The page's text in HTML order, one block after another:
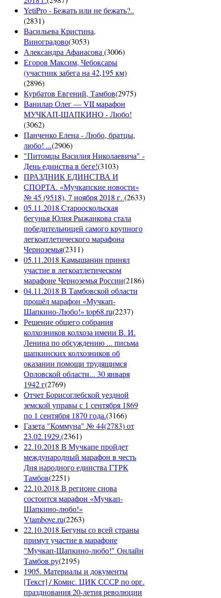
YetiPro - Бежать или не бежать?..
(2831)
Васильева Кристина,
Виноградово(3053)
Александра Афанасова(3006)
Егоров Максим, Чебоксары
(участник забега на 42,195 км)
(2896)
Курбатов Евгений, Тамбов(2975)
Ванилар Олег — VII марафон
МУЧКАП-ШАПКИНО - Любо!
(3062)
Панченко Елена - Любо, братцы,
любо! ...(2906)
"Питомцы Василия Николаевича" -
День единства в беге!(3103)
ПРАЗДНИК ЕДИНСТВА И
СПОРТА. «Мучкапские новости»
№ 45 (9518), 7 ноября 2018 г. (2633)
05.11.2018 Старооскольская
бегунья Юлия Рыжанкова стала
победительницей самого крупного
легкоатлетического марафона
Черноземья(2311)
05.11.2018 Камышанин принял
участие в легкоатлетическом
марафоне Черноземья России(2186)
04.11.2018 В Тамбовской области
прошёл марафон «Мучкап-
Шапкино-Любо!» top68.ru(2237)
Решение общего собрания
колхозников колхоза имени В. И.
Ленина по обсуждению ... письма
шапкинских колхозников об
оказании помощи трудящимся
Орловской области... 30 января
1942 г(2769)
Отчет Борисоглебской уездной
земской управы с 1 сентября 1869
по 1 сентября 1870 года.(3166)
Газета "Коммуна" № 44(2783) от
23.02.1929.(2361)
22.10.2018 В Мучкапе пройдет
международный марафон в честь
Дня народного единства ГТРК
Тамбов(2251)
22.10.2018 В регионе снова
состоится марафон «Мучкап-
Шапкино-любо!»
Vtambove.ru(2263)
22.10.2018 Бегуны со всей страны
примут участие в марафоне
"Мучкап-Шапкино-любо!" Онлайн
Тамбов.ру(2195)
1905. Материалы и документы
[Текст] / Комис. ЦИК СССР по орг.
празднования 20-летия революции